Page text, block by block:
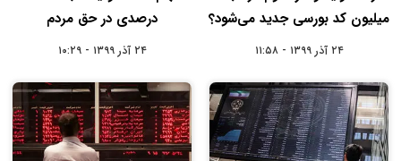
میلیون کد بورسی جدید می‌شود؟
۲۴ آذر ۱۳۹۹ - ۱۱:۵۸
درصدی در حق مردم
۲۴ آذر ۱۳۹۹ - ۱۰:۲۹